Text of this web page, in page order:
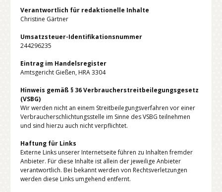
Verantwortlich für redaktionelle Inhalte
Christine Gärtner
Umsatzsteuer-Identifikationsnummer
244296235
Eintrag im Handelsregister
Amtsgericht Gießen, HRA 3304
Hinweis gemäß § 36 Verbraucherstreitbeilegungsgesetz
(VSBG)
Wir werden nicht an einem Streitbeilegungsverfahren vor einer
Verbraucherschlichtungsstelle im Sinne des VSBG teilnehmen
und sind hierzu auch nicht verpflichtet.
Haftung für Links
Externe Links unserer Internetseite führen zu Inhalten fremder
Anbieter. Für diese Inhalte ist allein der jeweilige Anbieter
verantwortlich. Bei bekannt werden von Rechtsverletzungen
werden diese Links umgehend entfernt.